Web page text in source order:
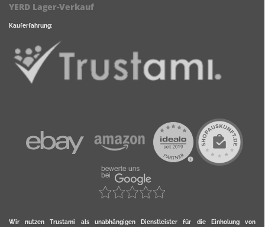
YERD Lager-Verkauf
Kauferfahrung:
Wir nutzen Trustami als unabhängigen Dienstleister für die Einholung von